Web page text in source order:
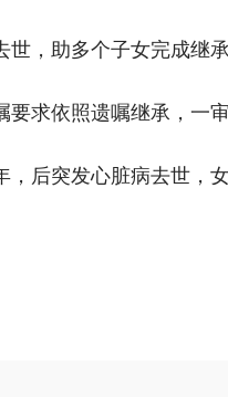
，助多个子女完成继
要求依照遗嘱继承，一
后突发心脏病去世，